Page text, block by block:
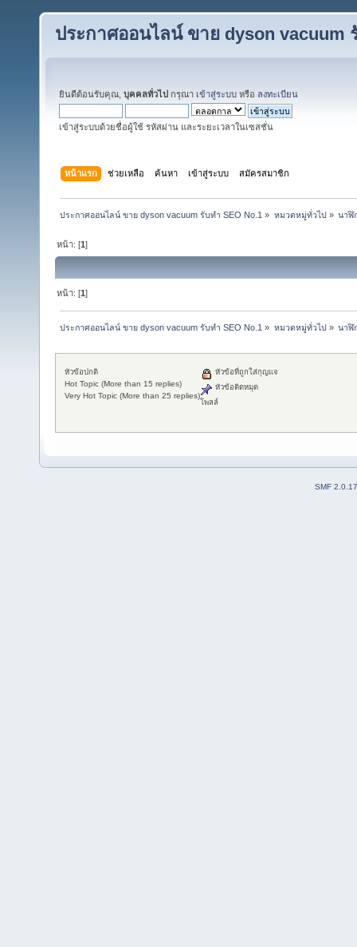
ประกาศออนไลน์ ขาย dyson vacuum
ยินดีต้อนรับคุณ, บุคคลทั่วไป กรุณา เข้าสู่ระบบ หรือ ลงทะเบียน
เข้าสู่ระบบด้วยชื่อผู้ใช้ รหัสผ่าน และระยะเวลาในเซสชั่น
หน้าแรก ช่วยเหลือ ค้นหา เข้าสู่ระบบ สมัครสมาชิก
ประกาศออนไลน์ ขาย dyson vacuum รับทำ SEO No.1 » หมวดหมู่ทั่วไป» นาฬิ
หน้า: [1]
หน้า: [1]
ประกาศออนไลน์ ขาย dyson vacuum รับทำ SEO No.1 » หมวดหมู่ทั่วไป» นาฬิ
หัวข้อปกติ
Hot Topic (More than 15 replies)
Very Hot Topic (More than 25 replies)
หัวข้อที่ถูกใส่กุญแจ
หัวข้อติดหมุด
โพลล์
SMF 2.0.17